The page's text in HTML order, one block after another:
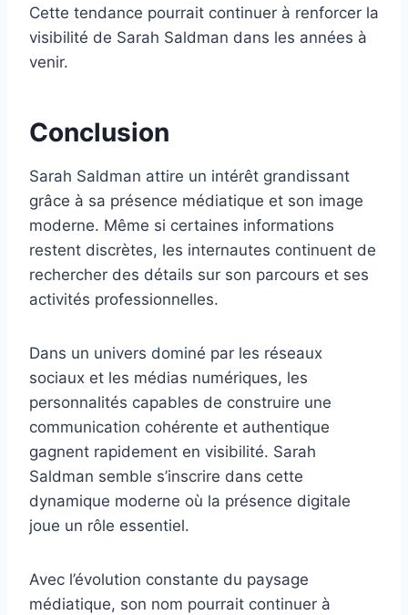
Cette tendance pourrait continuer à renforcer la
visibilité de Sarah Saldman dans les années à
venir.
Conclusion
Sarah Saldman attire un intérêt grandissant
grâce à sa présence médiatique et son image
moderne. Même si certaines informations
restent discrètes, les internautes continuent de
rechercher des détails sur son parcours et ses
activités professionnelles.
Dans un univers dominé par les réseaux
sociaux et les médias numériques, les
personnalités capables de construire une
communication cohérente et authentique
gagnent rapidement en visibilité. Sarah
Saldman semble s’inscrire dans cette
dynamique moderne où la présence digitale
joue un rôle essentiel.
Avec l’évolution constante du paysage
médiatique, son nom pourrait continuer à